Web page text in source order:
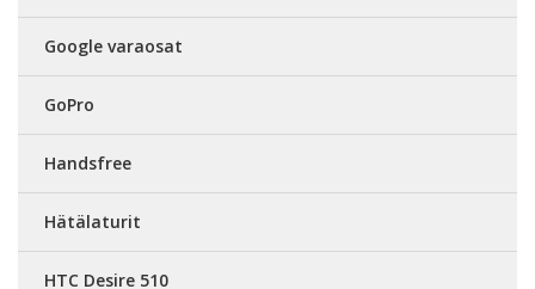
Google varaosat
GoPro
Handsfree
Hätälaturit
HTC Desire 510